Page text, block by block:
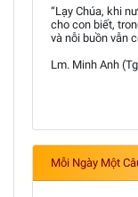
“Lạy Chúa, khi
cho con biết,
và nỗi buồn vẫn
Lm. Minh Anh
Mỗi Ngày Một